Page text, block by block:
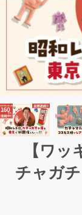
【ワ
チャガ